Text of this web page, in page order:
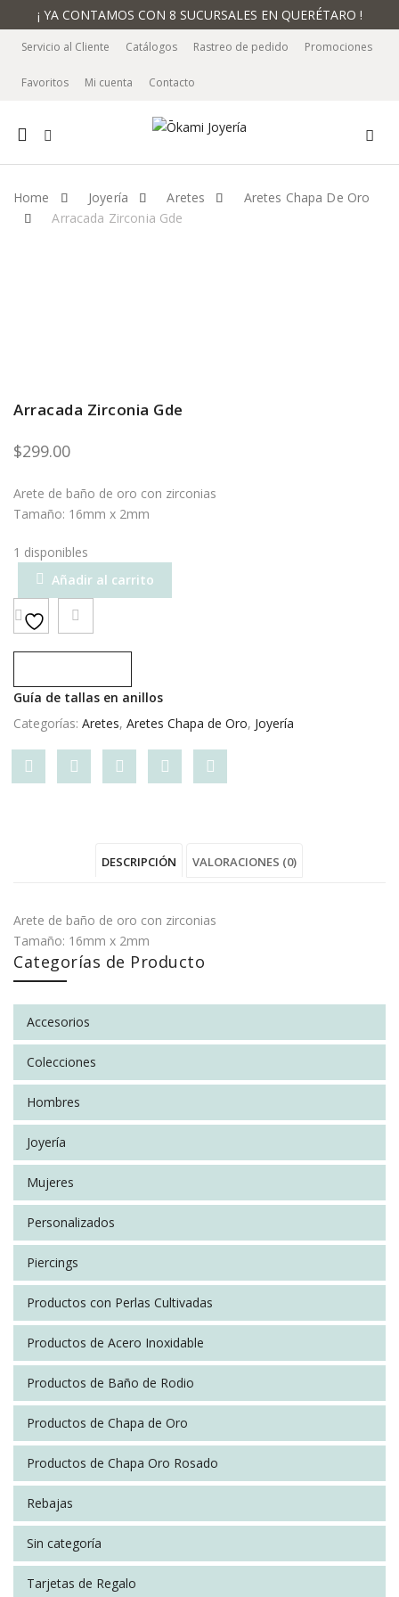
¡ YA CONTAMOS CON 8 SUCURSALES EN QUERÉTARO !
Servicio al Cliente Catálogos Rastreo de pedido Promociones
Favoritos Mi cuenta Contacto
Mobile
navigation
Home Joyería Aretes
Aretes Chapa De Oro
Arracada Zirconia Gde
Arracada Zirconia Gde
$299.00
Arete de baño de oro con zirconias
Tamaño: 16mm x 2mm
1 disponibles
Añadir al carrito
Guía de tallas en anillos
Categorías: Aretes, Aretes Chapa de Oro, Joyería
Share
Facebook
Post
Zirconia
on
Twitter
Share
Gde"
Google
Plus
Pin
Gde"
Share
Gde"
DESCRIPCIÓN VALORACIONES (0)
Arete de baño de oro con zirconias
Tamaño: 16mm x 2mm
No hay valoraciones aún.
You must belogged into post a review.
SOCIAL CONNECT:
Categorías de Producto
Accesorios
Colecciones
Hombres
Joyería
Mujeres
Personalizados
Piercings
Productos con Perlas Cultivadas
Productos de Acero Inoxidable
Productos de Baño de Rodio
Productos de Chapa de Oro
Productos de Chapa Oro Rosado
Rebajas
Sin categoría
Tarjetas de Regalo